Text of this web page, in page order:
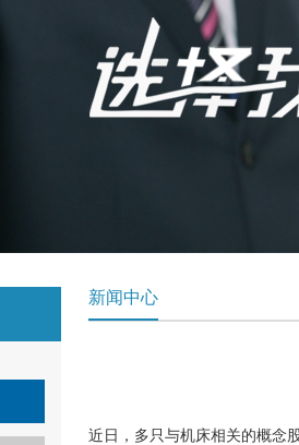
新闻中心
近日，多只与机床相关的概念